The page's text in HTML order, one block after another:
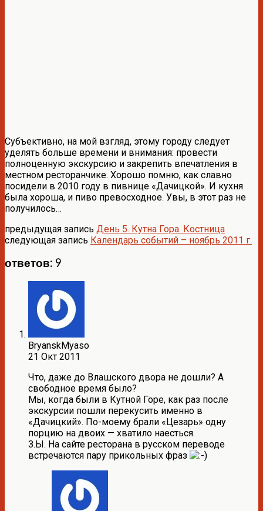
Cубъективно, на мой взгляд, этому городу следует
уделять больше времени и внимания: провести
полноценную экскурсию и закрепить впечатления в
местном ресторанчике. Хорошо помню, как славно
посидели в 2010 году в пивнице «Дачицкой». И кухня
была хороша, и пиво превосходное. Увы, в этот раз не
получилось…
предыдущая запись День 5. Кутна Гора. Костница
следующая запись Календарь событий – ноябрь 2011 г.
ответов: 9
BryanskMyaso
21 Окт 2011
Что, даже до Влашского двора не дошли? А
свободное время было?
Мы, когда были в Кутной Горе, как раз после
экскурсии пошли перекусить именно в
«Дачицкий». По-моему брали «Цезарь» одну
порцию на двоих — хватило наесться.
З.Ы. На сайте ресторана в русском переводе
встречаются пару прикольных фраз